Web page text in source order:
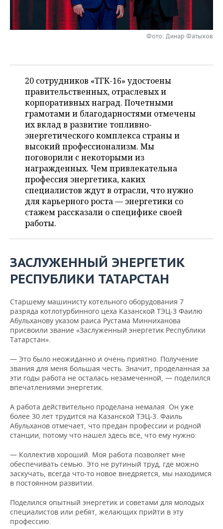
НЕФТЕХИМИЯ
НЕФТЬ
РОЗНИЧНАЯ ТОРГОВЛЯ
УСЛУГИ
НОВОСТИ ТЕХНОЛОГИЙ
МЕДИА
ТЕЛЕКОММУНИКАЦИИ
МЕРОПРИЯТИЯ
ВЫЕЗДНАЯ РЕДАКЦИЯ
БИЗНЕС-БРАНЧИ
ONLINE-КОНФЕРЕНЦИИ
ОТКРЫТАЯ ЛЕКЦИЯ
НОВОСТИ СПОРТА
ХОККЕЙ
БАСКЕТБОЛ
ВОЛЕЙБОЛ
КИБЕРСПОРТ
ФИГУРНОЕ КАТАНИЕ
ВОДНЫЕ ВИДЫ СПОРТА
ОБЩЕСТВО
НОВОСТИ ОБЩЕСТВА
ВЛАСТЬ
ИНФРАСТРУКТУРА
ИСТОРИЯ
КУЛЬТУРА
МЕДИЦИНА
ОБРАЗОВАНИЕ
ФОТОГАЛЕРЕЯ
СЮЖЕТЫ
СПРАВОЧНИК
СПИСОК ПЕРСОН
СПИСОК КОМПАНИЙ
ПОЛНАЯ ВЕРСИЯ
Фото: Динар Фатыхов
20 сотрудников «ТГК-16» удостоены
правительственных, отраслевых и
корпоративных наград. Почетными
грамотами и благодарностями отмечены
их вклад в развитие топливно-
энергетического комплекса страны и
высокий профессионализм. Мы
поговорили с некоторыми из
награжденных. Чем привлекательна
профессия энергетика, каких
специалистов ждут в отрасли, что нужно
для карьерного роста — энергетики со
стажем рассказали о специфике своей
работы.
ЗАСЛУЖЕННЫЙ ЭНЕРГЕТИК
РЕСПУБЛИКИ ТАТАРСТАН
Старшему машинисту котельного оборудования 7
разряда котлотурбинного цеха Казанской ТЭЦ-3 Фаилю
Абульханову указом раиса Рустама Минниханова
присвоили звание «Заслуженный энергетик Республики
Татарстан».
— Это было неожиданно и очень приятно. Получение
звания для меня большая честь. Значит, проделанная за
эти годы работа не осталась незамеченной, — поделился
впечатлениями энергетик.
А работа действительно проделана немалая. Он уже
более 30 лет трудится на Казанской ТЭЦ-3. Фаиль
Абульханов отмечает, что предан профессии и родной
станции, потому что нашел здесь все, что ему нужно:
— Коллектив хороший. Моя работа позволяет мне
обеспечивать семью. Это не рутиный труд, где можно
заскучать, всегда что-то новое внедряется, мы находимся
в постоянном развитии.
Поделился опытный энергетик и советами для молодых
специалистов или ребят, желающих прийти в эту
профессию.